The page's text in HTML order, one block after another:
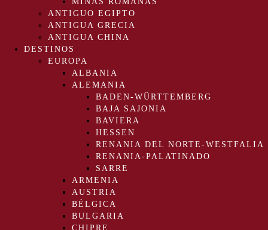
ANTIGUO EGIPTO
ANTIGUA GRECIA
ANTIGUA CHINA
DESTINOS
EUROPA
ALBANIA
ALEMANIA
BADEN-WÜRTTEMBERG
BAJA SAJONIA
BAVIERA
HESSEN
RENANIA DEL NORTE-WESTFALIA
RENANIA-PALATINADO
SARRE
ARMENIA
AUSTRIA
BÉLGICA
BULGARIA
CHIPRE